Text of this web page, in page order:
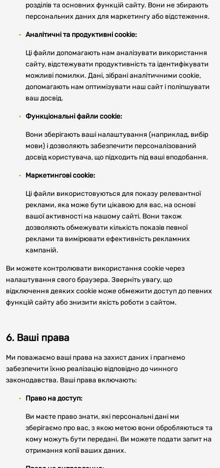
розділів та основних функцій сайту. Вони не збирають
персональних даних для маркетингу або відстеження.
Аналітичні та продуктивні cookie:
Ці файли допомагають нам аналізувати використання
сайту, відстежувати продуктивність та ідентифікувати
можливі помилки. Дані, зібрані аналітичними cookie,
допомагають нам оптимізувати наш сайт і поліпшувати
ваш досвід.
Функціональні файли cookie:
Вони зберігають ваші налаштування (наприклад, вибір
мови) і дозволяють забезпечити персоналізований
досвід користувача, що підходить під ваші вподобання.
Маркетингові cookie:
Ці файли використовуються для показу релевантної
реклами, яка може бути цікавою для вас, на основі
вашої активності на нашому сайті. Вони також
дозволяють обмежувати кількість показів певної
реклами та вимірювати ефективність рекламних
кампаній.
Ви можете контролювати використання cookie через
налаштування свого браузера. Зверніть увагу, що
відключення деяких cookie може обмежити доступ до певних
функцій сайту або знизити якість роботи з сайтом.
6. Ваші права
Ми поважаємо ваші права на захист даних і прагнемо
забезпечити їхню реалізацію відповідно до чинного
законодавства. Ваші права включають:
Право на доступ:
Ви маєте право знати, які персональні дані ми
зберігаємо про вас, з якою метою вони обробляються та
кому можуть бути передані. Ви можете подати запит на
отримання копії ваших даних.